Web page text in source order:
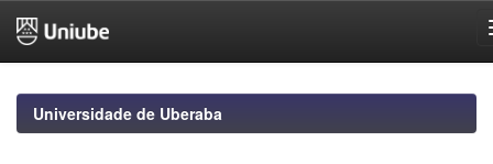
navigationUniversidade de Uberaba